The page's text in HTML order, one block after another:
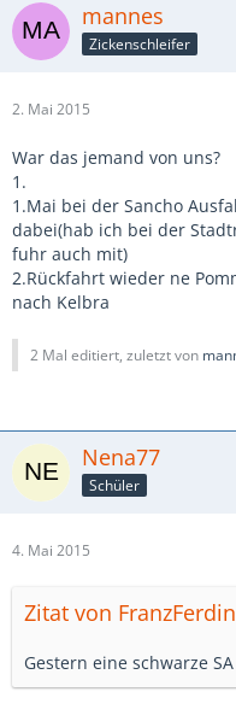
mannes
Zickenschleifer
2. Mai 2015
War das jemand von uns?
1.
1.Mai bei der Sancho
dabei(hab ich bei der
fuhr auch mit)
2.Rückfahrt wieder ne
nach Kelbra
2 Mal editiert, zuletzt von
Nena77
Schüler
4. Mai 2015
Zitat von
Gestern eine schwarze